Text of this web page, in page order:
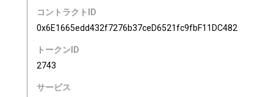
コントラクトID
0x6E1665edd432f7276b37ceD6521fc9fbF11DC482
トークンID
2743
サービス